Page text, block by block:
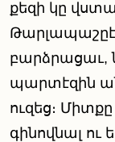
քեզի կը
բարձրացաւ,
պարտէզին
ուզեց։
գինովնալ ու